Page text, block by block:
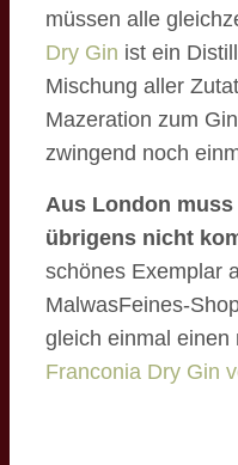
müssen alle
Dry Gin ist ein
Mischung aller
Mazeration zum
zwingend noch
Aus London
übrigens nicht
schönes Exemplar
MalwasFeines-
gleich einmal einen
Franconia Dry Gin